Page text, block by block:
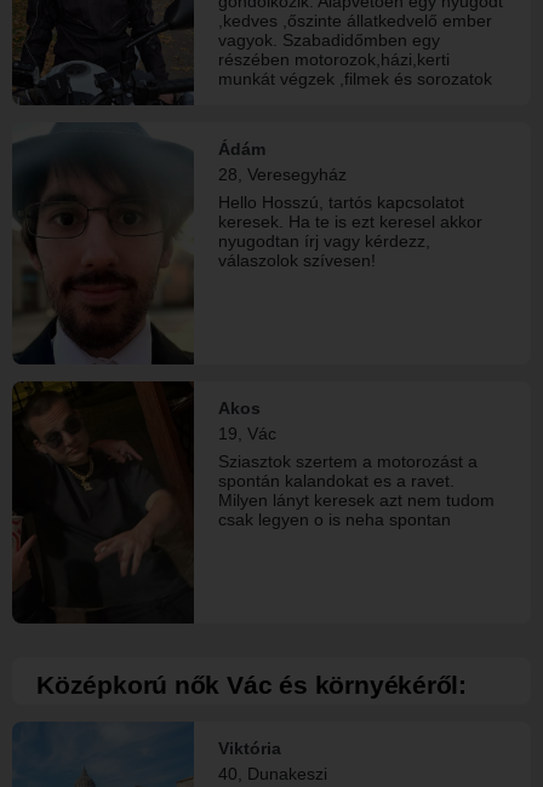
,kedves ,őszinte állatkedvelő ember
vagyok. Szabadidőmben egy
részében motorozok,házi,kerti
munkát végzek ,filmek és sorozatok
Ádám
28, Veresegyház
Hello Hosszú, tartós kapcsolatot
keresek. Ha te is ezt keresel akkor
nyugodtan írj vagy kérdezz,
válaszolok szívesen!
Akos
19, Vác
Sziasztok szertem a motorozást a
spontán kalandokat es a ravet.
Milyen lányt keresek azt nem tudom
csak legyen o is neha spontan
Középkorú nők Vác és környékéről:
Viktória
40, Dunakeszi